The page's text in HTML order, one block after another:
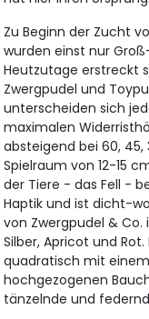
Zu Beginn der Zucht
wurden einst nur
Heutzutage erstreckt
Zwergpudel und
unterscheiden sich
maximalen
absteigend bei 60,
Spielraum von 12-15
der Tiere - das Fell -
Haptik und ist dicht-
von Zwergpudel & Co.
Silber, Apricot und
quadratisch mit
hochgezogenen
tänzelnde und